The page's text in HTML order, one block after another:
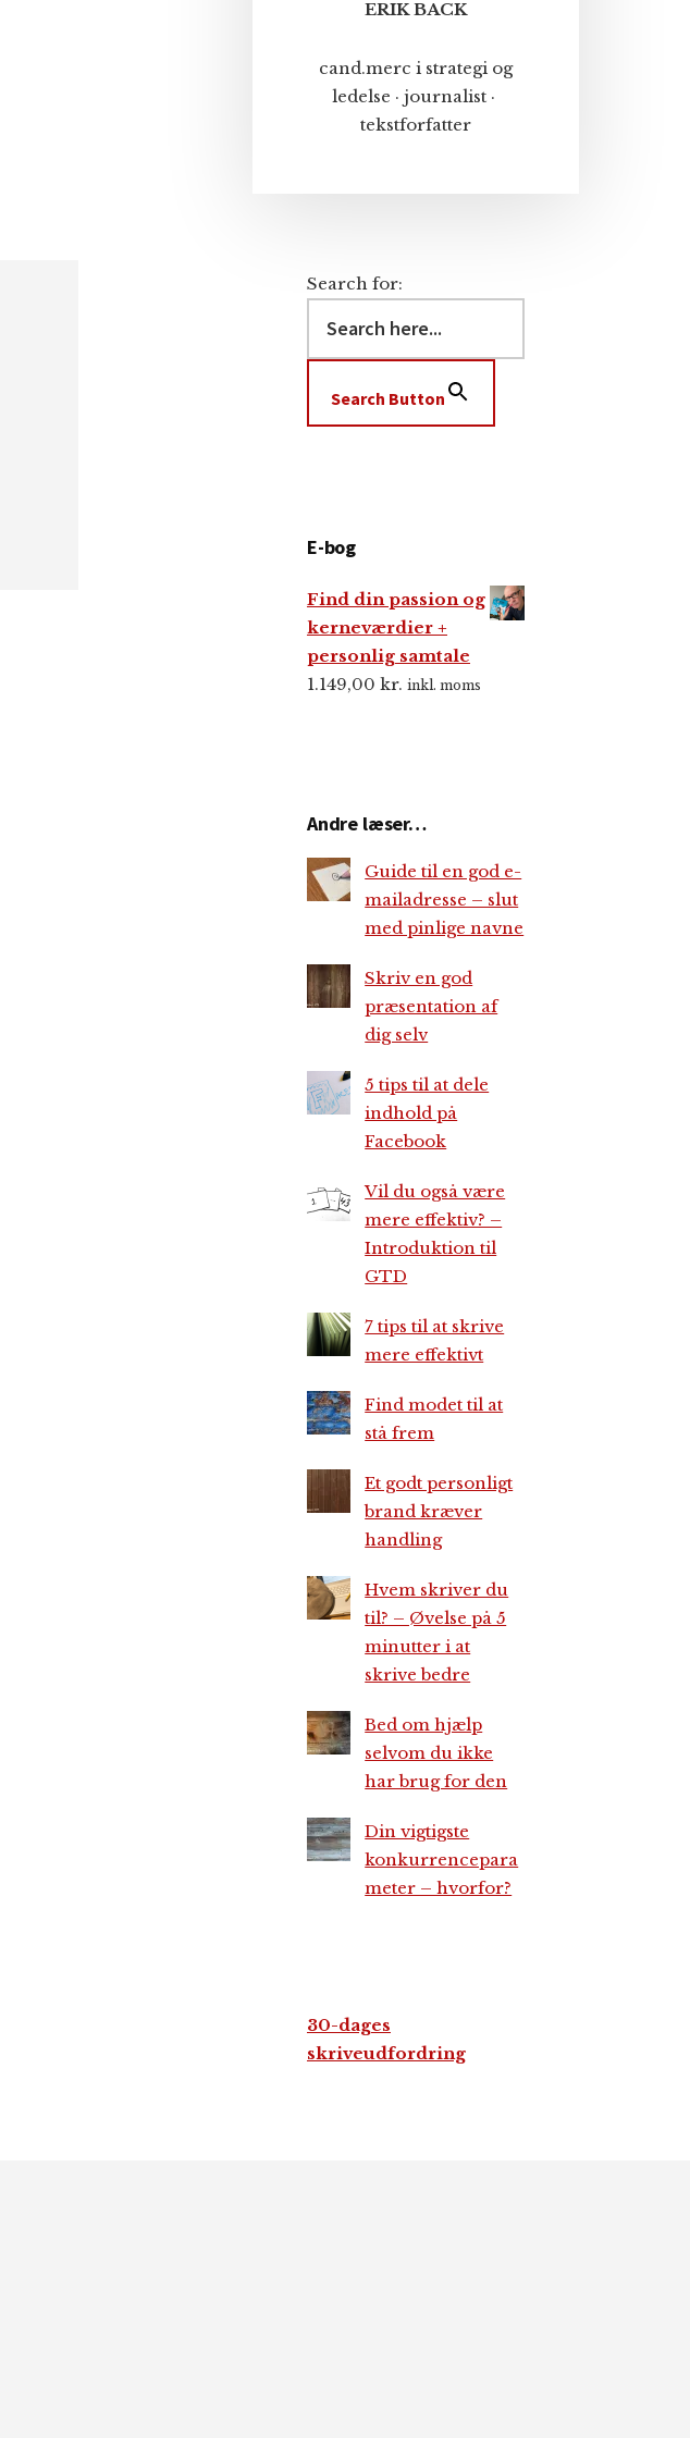
ERIK BACK
cand.merc i strategi og
ledelse · journalist ·
tekstforfatter
Search for:
Search Button
E-bog
Find din passion og
kerneværdier +
personlig samtale
1.149,00 kr. inkl. moms
Andre læser…
Guide til en god e-
mailadresse – slut
med pinlige navne
Skriv en god
præsentation af
dig selv
5 tips til at dele
indhold på
Facebook
Vil du også være
mere effektiv? –
Introduktion til
GTD
7 tips til at skrive
mere effektivt
Find modet til at
stå frem
Et godt personligt
brand kræver
handling
Hvem skriver du
til? – Øvelse på 5
minutter i at
skrive bedre
Bed om hjælp
selvom du ikke
har brug for den
Din vigtigste
konkurrencepara
meter – hvorfor?
30-dages
skriveudfordring